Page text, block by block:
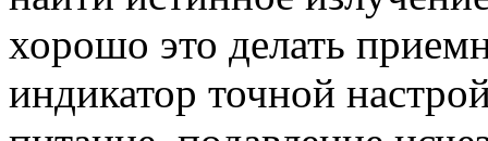
хорошо это делать
индикатор точной